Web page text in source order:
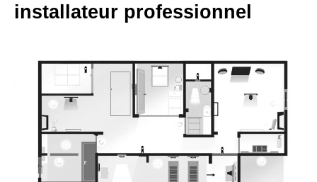
installateur professionnel